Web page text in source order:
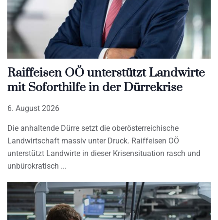
Raiffeisen OÖ unterstützt Landwirte
mit Soforthilfe in der Dürrekrise
6. August 2026
Die anhaltende Dürre setzt die oberösterreichische
Landwirtschaft massiv unter Druck. Raiffeisen OÖ
unterstützt Landwirte in dieser Krisensituation rasch und
unbürokratisch